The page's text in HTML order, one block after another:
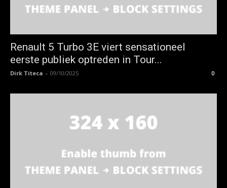
Renault 5 Turbo 3E viert sensationeel
eerste publiek optreden in Tour...
Dirk Titeca - 09/10/2025 0